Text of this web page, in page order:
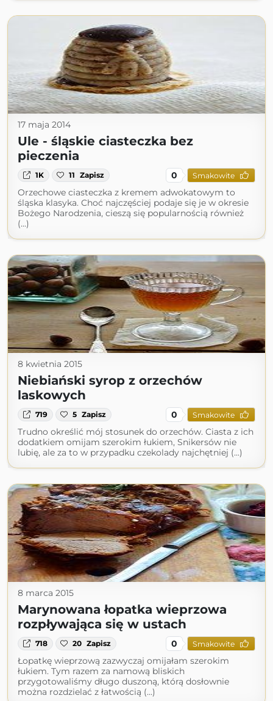
17 maja 2014
Ule - śląskie ciasteczka bez
pieczenia
1K 11 Zapisz 0 Smakowite
Orzechowe ciasteczka z kremem adwokatowym to
śląska klasyka. Choć najczęściej podaje się je w okresie
Bożego Narodzenia, cieszą się popularnością również
(...)
8 kwietnia 2015
Niebiański syrop z orzechów
laskowych
719 5 Zapisz 0 Smakowite
Trudno określić mój stosunek do orzechów. Ciasta z ich
dodatkiem omijam szerokim łukiem, Snikersów nie
lubię, ale za to w przypadku czekolady najchętniej (...)
8 marca 2015
Marynowana łopatka wieprzowa
rozpływająca się w ustach
718 20 Zapisz 0 Smakowite
Łopatkę wieprzową zazwyczaj omijałam szerokim
łukiem. Tym razem za namową bliskich
przygotowaliśmy długo duszoną, którą dosłownie
można rozdzielać z łatwością (...)